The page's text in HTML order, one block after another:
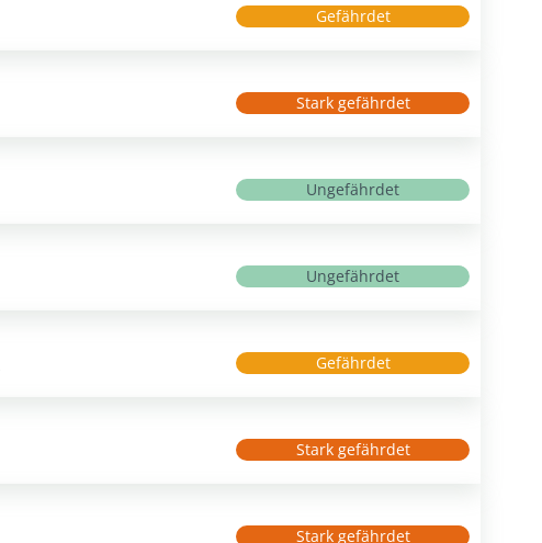
Gefährdet
Stark gefährdet
Ungefährdet
Ungefährdet
Gefährdet
Stark gefährdet
Stark gefährdet